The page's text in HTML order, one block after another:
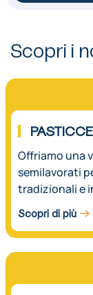
Scopri i
Offriamo una
semilavorati
tradizionali e
Scopri di più